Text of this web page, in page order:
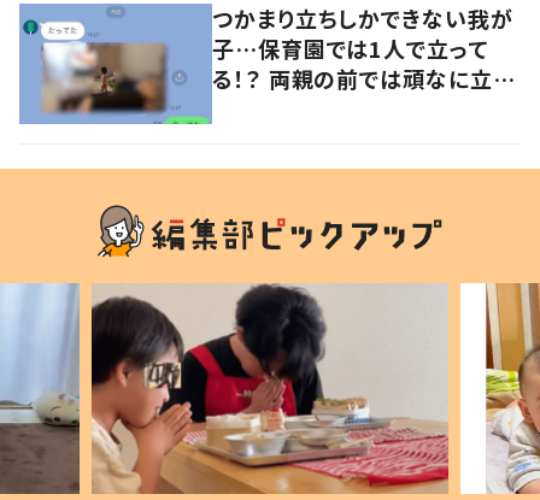
つかまり立ちしかできない我が
子…保育園では1人で立って
る！？ 両親の前では頑なに立た